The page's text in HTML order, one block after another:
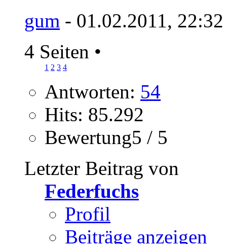
gum - 01.02.2011,
4 Seiten •
1 2 3 4
Antworten: 54
Hits: 85.292
Bewertung5 / 5
Letzter Beitrag von
Federfuchs
Profil
Beiträge anzeigen